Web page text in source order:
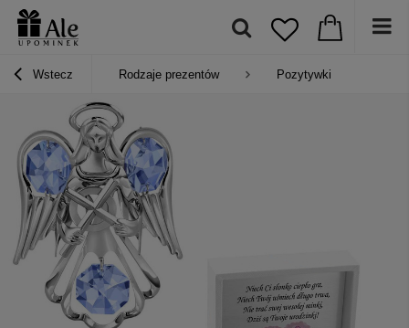
Wstecz Rodzaje prezentów Pozytywki